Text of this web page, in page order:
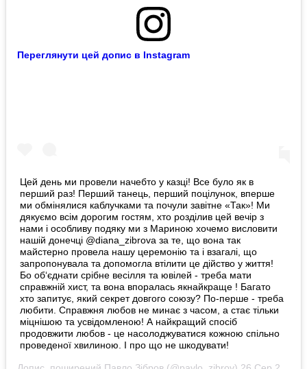
Переглянути цей допис в Instagram
Цей день ми провели начебто у казці! Все було як в
перший раз! Перший танець, перший поцілунок, вперше
ми обмінялися каблучками та почули завітне «Так»! Ми
дякуємо всім дорогим гостям, хто розділив цей вечір з
нами і особливу подяку ми з Мариною хочемо висловити
нашій донечці @diana_zibrova за те, що вона так
майстерно провела нашу церемонію та і взагалі, що
запропонувала та допомогла втілити це дійство у життя!
Бо об‘єднати срібне весілля та ювілей - треба мати
справжній хист, та вона впоралась якнайкраще ! Багато
хто запитує, який секрет довгого союзу? По-перше - треба
любити. Справжня любов не минає з часом, а стає тільки
міцнішою та усвідомленою! А найкращий спосіб
продовжити любов - це насолоджуватися кожною спільно
проведеної хвилиною. І про що не шкодувати!